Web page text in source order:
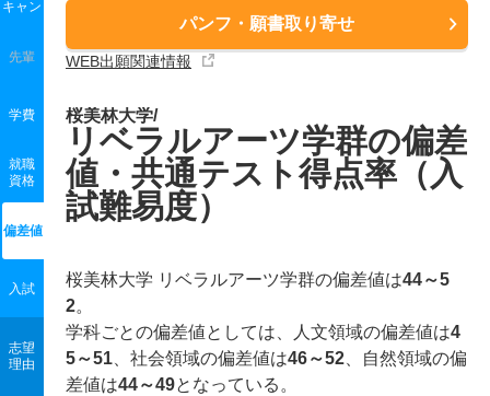
パンフ・願書取り寄せ
WEB出願関連情報
キャン
先輩
学費
就職
資格
偏差値
入試
志望
理由
桜美林大学/
リベラルアーツ学群の偏差
値・共通テスト得点率（入
試難易度）
桜美林大学 リベラルアーツ学群の偏差値は44～5
2。
学科ごとの偏差値としては、人文領域の偏差値は4
5～51 、社会領域の偏差値は46～52 、自然領域の偏
差値は44～49となっている。